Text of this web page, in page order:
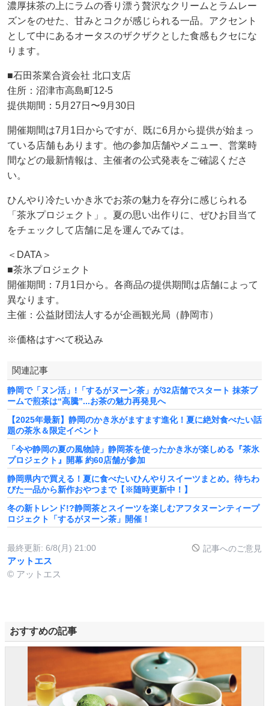
濃厚抹茶の上にラムの香り漂う贅沢なクリームとラムレー
ズンをのせた、甘みとコクが感じられる一品。アクセント
として中にあるオータスのザクザクとした食感もクセにな
ります。
■石田茶業合資会社 北口支店
住所：沼津市高島町12-5
提供期間：5月27日〜9月30日
開催期間は7月1日からですが、既に6月から提供が始まっ
ている店舗もあります。他の参加店舗やメニュー、営業時
間などの最新情報は、主催者の公式発表をご確認くださ
い。
ひんやり冷たいかき氷でお茶の魅力を存分に感じられる
「茶氷プロジェクト」。夏の思い出作りに、ぜひお目当て
をチェックして店舗に足を運んでみては。
＜DATA＞
■茶氷プロジェクト
開催期間：7月1日から。各商品の提供期間は店舗によって
異なります。
主催：公益財団法人するが企画観光局（静岡市）
※価格はすべて税込み
関連記事
静岡で「ヌン活」!「するがヌーン茶」が32店舗でスタート 抹茶ブ
ームで煎茶は“高騰”...お茶の魅力再発見へ
【2025年最新】静岡のかき氷がますます進化！夏に絶対食べたい話
題の茶氷＆限定イベント
「今や静岡の夏の風物詩」静岡茶を使ったかき氷が楽しめる『茶氷
プロジェクト』開幕 約60店舗が参加
静岡県内で買える！夏に食べたいひんやりスイーツまとめ。待ちわ
びた一品から新作おやつまで【※随時更新中！】
冬の新トレンド!?静岡茶とスイーツを楽しむアフタヌーンティープ
ロジェクト「するがヌーン茶」開催！
最終更新: 6/8(月) 21:00 記事へのご意見
アットエス
© アットエス
おすすめの記事